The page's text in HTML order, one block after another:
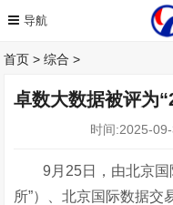
首页 >综合 >
卓数大数据被评为
时间:2025-
9月25日，由北京国
所”）、北京国际数据交